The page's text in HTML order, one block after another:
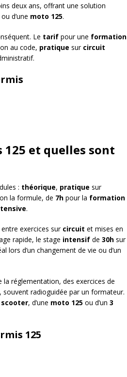
deux ans, offrant une solution
ou d’une moto 125.
Le tarif pour une formation
au code, pratique sur circuit
et quelles sont
: théorique, pratique sur
la formule, de 7h pour la formation
.
exercices sur circuit et mises en
rapide, le stage intensif de 30h sur
lors d’un changement de vie ou d’un
la réglementation, des exercices de
souvent radioguidée par un formateur.
scooter, d’une moto 125 ou d’un 3
125